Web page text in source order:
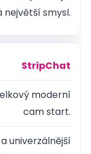
největší smysl.
StripChat
moderní
cam start.
univerzálnější